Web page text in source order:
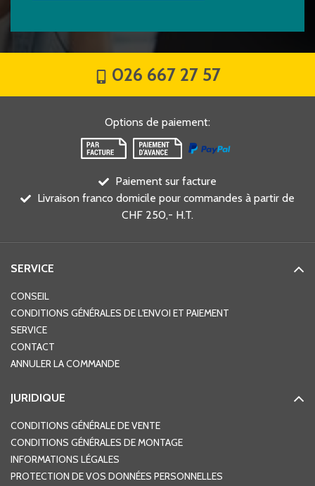
026 667 27 57
Options de paiement:
Paiement sur facture
Livraison franco domicile pour commandes à partir de
CHF 250,- H.T.
SERVICE
CONSEIL
CONDITIONS GÉNÉRALES DE L'ENVOI ET PAIEMENT
SERVICE
CONTACT
ANNULER LA COMMANDE
JURIDIQUE
CONDITIONS GÉNÉRALE DE VENTE
CONDITIONS GÉNÉRALES DE MONTAGE
INFORMATIONS LÉGALES
PROTECTION DE VOS DONNÉES PERSONNELLES